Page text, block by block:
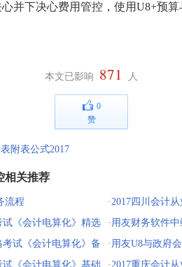
下决心费用管控，使用U8+预算
本文已影响 871 人
0
赞
附表公式2017
相关推荐
流程 ·2017四川会计
考试题及答案
试《会计电算化》精选
· 用友财务软件
2017
试《会计电算化》备
· 用友U8与政府
试《会计电算化》基础 · 2017重庆会计